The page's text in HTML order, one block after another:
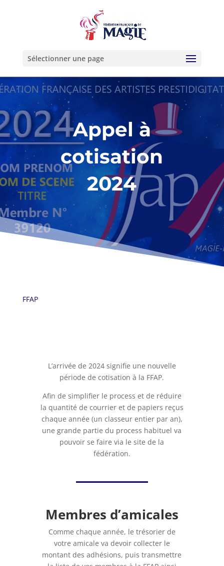
Sélectionner une page
Appel à
cotisation
2024
FFAP
L’arrivée de 2024 signifie une nouvelle
période de cotisation à la FFAP.
Afin de simplifier le process et de réduire
la quantité de courrier et de papiers reçus
chaque année (un classeur entier par an),
une grande partie du process habituel va
pouvoir se faire via le site de la
fédération.
Membres d’amicales
Comme chaque année, le trésorier de
votre amicale va devoir collecter le
montant des adhésions, puis transmettre